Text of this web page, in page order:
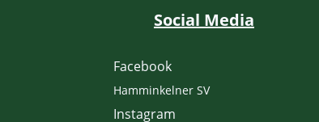
Social Media
Facebook
Hamminkelner SV
Instagram